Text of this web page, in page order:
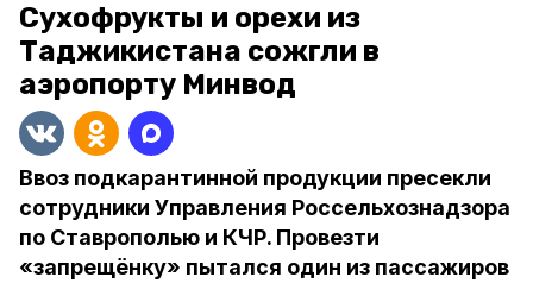
Сухофрукты и орехи из
Таджикистана сожгли в
аэропорту Минвод
Ввоз подкарантинной продукции пресекли
сотрудники Управления Россельхознадзора
по Ставрополью и КЧР. Провезти
«запрещёнку» пытался один из пассажиров